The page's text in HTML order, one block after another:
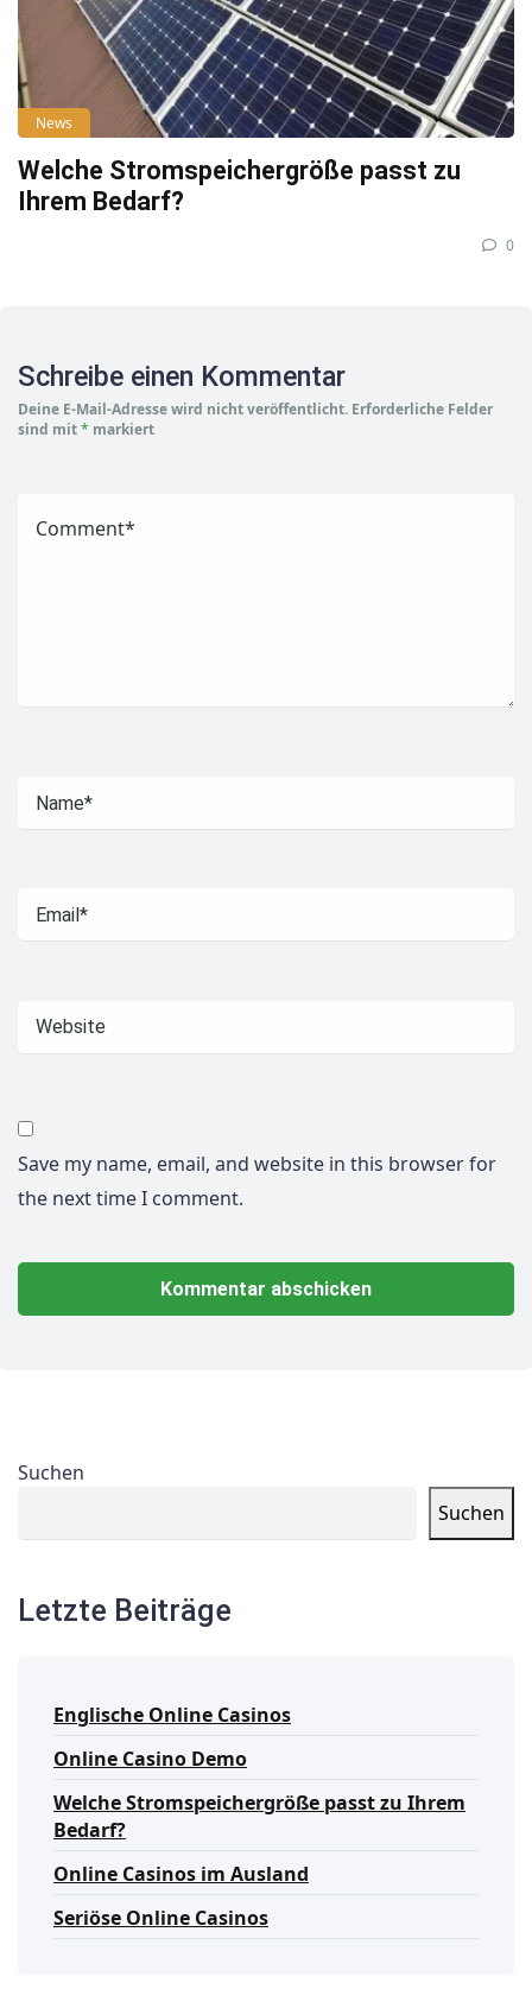
News
Welche Stromspeichergröße passt zu
Ihrem Bedarf?
0
Schreibe einen Kommentar
Deine E-Mail-Adresse wird nicht veröffentlicht. Erforderliche Felder
sind mit* markiert
Save my name, email, and website in this browser for
the next time I comment.
Suchen
Suchen
Letzte Beiträge
Englische Online Casinos
Online Casino Demo
Welche Stromspeichergröße passt zu Ihrem
Bedarf?
Online Casinos im Ausland
Seriöse Online Casinos